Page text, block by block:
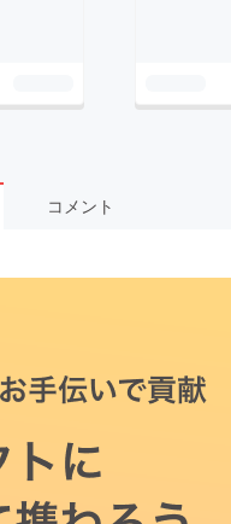
コメント